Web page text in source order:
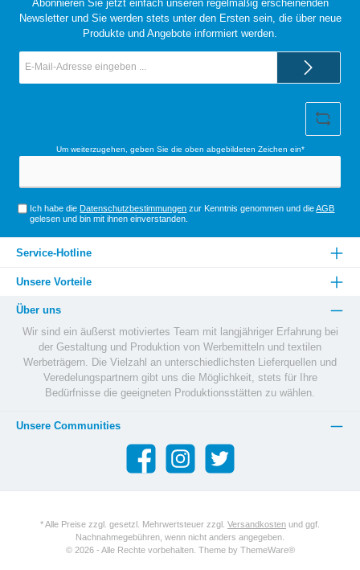
Abonnieren Sie jetzt einfach unseren regelmäßig erscheinenden
Newsletter und Sie werden stets unter den Ersten sein, die über neue
Produkte und Angebote informiert werden.
Um weiterzugehen, geben Sie die oben abgebildeten Zeichen ein*
Ich habe dieDatenschutzbestimmungen zur Kenntnis genommen und dieAGB
gelesen und bin mit ihnen einverstanden.
Service-Hotline
Unsere Vorteile
Über uns
Wir sind ein äußerst motiviertes Team mit langjähriger Erfahrung bei
der Gestaltung und Produktion von Werbemitteln und textilen
Werbeträgern. Die Vielzahl an unterschiedlichsten Lieferquellen und
Veredelungspartnern gibt uns die Möglichkeit, stets für Ihre
Bedürfnisse die geeigneten Produktionsstätten zu wählen.
Unsere Communities
* Alle Preise zzgl. gesetzl. Mehrwertsteuer zzgl. Versandkosten und ggf.
Nachnahmegebühren, wenn nicht anders angegeben.
© 2026 - Alle Rechte vorbehalten. Theme by ThemeWare®